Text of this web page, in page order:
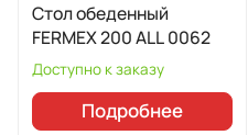
Стол обеденный
FERMEX 200 ALL 0062
Доступно к заказу
Подробнее